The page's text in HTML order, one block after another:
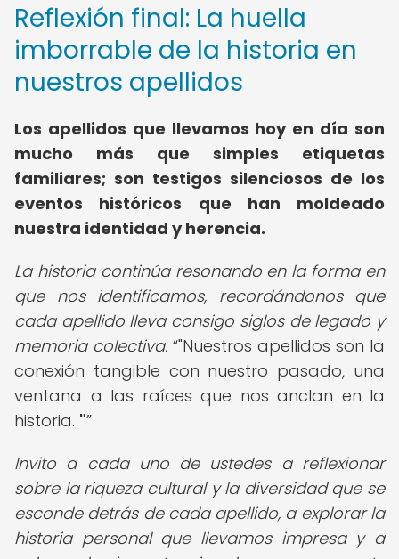
Reflexión final: La huella
imborrable de la historia en
nuestros apellidos
Los apellidos que llevamos hoy en día son
mucho más que simples etiquetas
familiares; son testigos silenciosos de los
eventos históricos que han moldeado
nuestra identidad y herencia.
La historia continúa resonando en la forma en
que nos identificamos, recordándonos que
cada apellido lleva consigo siglos de legado y
memoria colectiva. "Nuestros apellidos son la
conexión tangible con nuestro pasado, una
ventana a las raíces que nos anclan en la
historia. "
Invito a cada uno de ustedes a reflexionar
sobre la riqueza cultural y la diversidad que se
esconde detrás de cada apellido, a explorar la
historia personal que llevamos impresa y a